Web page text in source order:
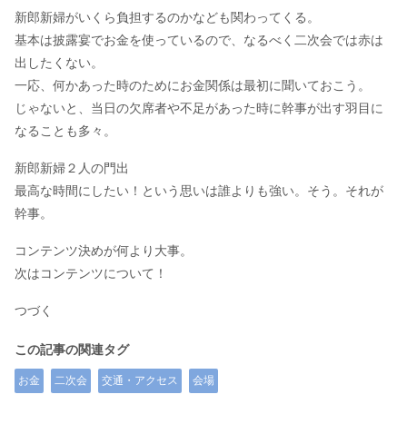
新郎新婦がいくら負担するのかなども関わってくる。
基本は披露宴でお金を使っているので、なるべく二次会では赤は
出したくない。
一応、何かあった時のためにお金関係は最初に聞いておこう。
じゃないと、当日の欠席者や不足があった時に幹事が出す羽目に
なることも多々。
新郎新婦２人の門出
最高な時間にしたい！という思いは誰よりも強い。そう。それが
幹事。
コンテンツ決めが何より大事。
次はコンテンツについて！
つづく
この記事の関連タグ
お金 二次会 交通・アクセス 会場